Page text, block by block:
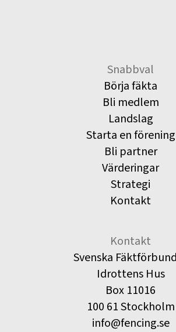
Snabbval
Börja fäkta
Bli medlem
Landslag
Starta en förening
Bli partner
Värderingar
Strategi
Kontakt
Kontakt
Svenska
Idrottens Hus
Box 11016
100 61 Stockholm
info@fencing.se